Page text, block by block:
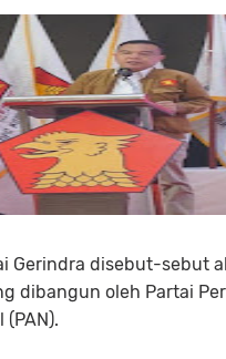
Gerindra disebut-sebut
dibangun oleh Partai